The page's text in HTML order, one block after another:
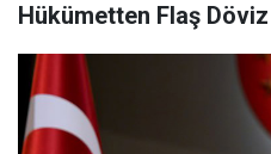
Hükümetten Flaş Döviz